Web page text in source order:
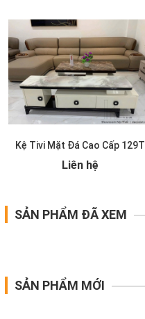
Kệ Tivi Mặt Đá Cao Cấp 129T
Liên hệ
SẢN PHẨM ĐÃ XEM
SẢN PHẨM MỚI